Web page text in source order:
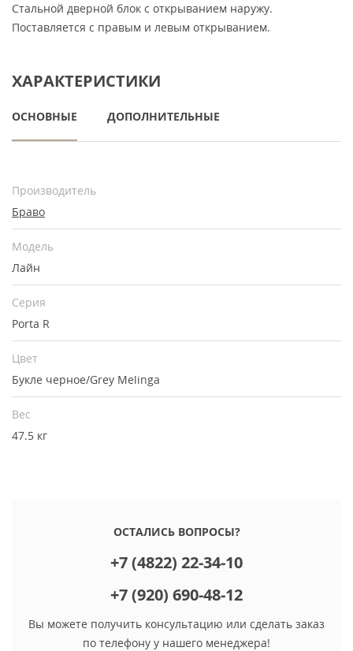
Стальной дверной блок с открыванием наружу.
Поставляется с правым и левым открыванием.
ХАРАКТЕРИСТИКИ
ОСНОВНЫЕ ДОПОЛНИТЕЛЬНЫЕ
Производитель
Браво
Модель
Лайн
Серия
Porta R
Цвет
Букле черное/Grey Melinga
Вес
47.5 кг
ОСТАЛИСЬ ВОПРОСЫ?
+7 (4822) 22-34-10
+7 (920) 690-48-12
Вы можете получить консультацию или сделать заказ
по телефону у нашего менеджера!